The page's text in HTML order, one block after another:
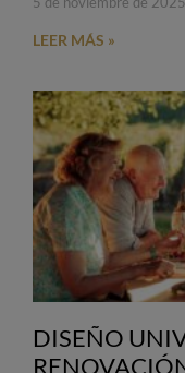
LEER MÁS »
DISEÑO